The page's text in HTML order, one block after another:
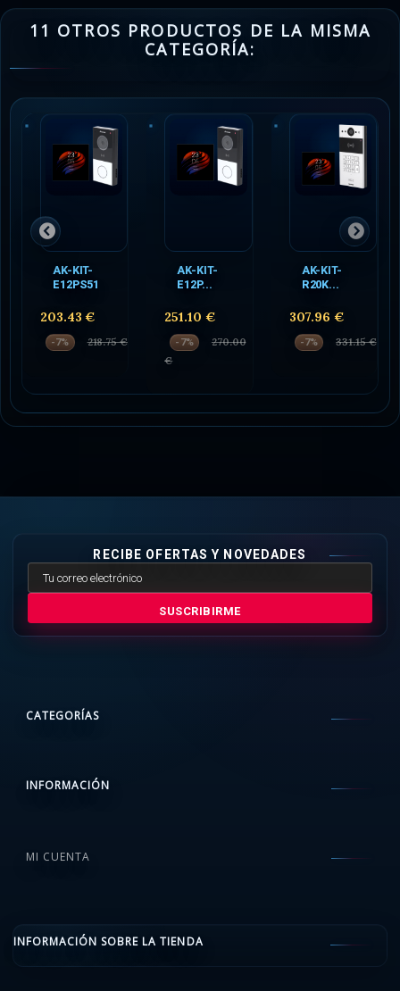
11 OTROS PRODUCTOS DE LA MISMA
CATEGORÍA:
AK-KIT-
E12PS51
203.43 €
-7% 218.75 €
AK-KIT-
E12P...
251.10 €
-7%
270.00
€
AK-KIT-
R20K...
307.96 €
-7% 331.15 €
RECIBE OFERTAS Y NOVEDADES
SUSCRIBIRME
CATEGORÍAS
INFORMACIÓN
MI CUENTA
INFORMACIÓN SOBRE LA TIENDA